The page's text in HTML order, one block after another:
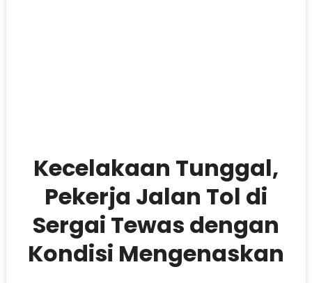
Kecelakaan Tunggal,
Pekerja Jalan Tol di
Sergai Tewas dengan
Kondisi Mengenaskan